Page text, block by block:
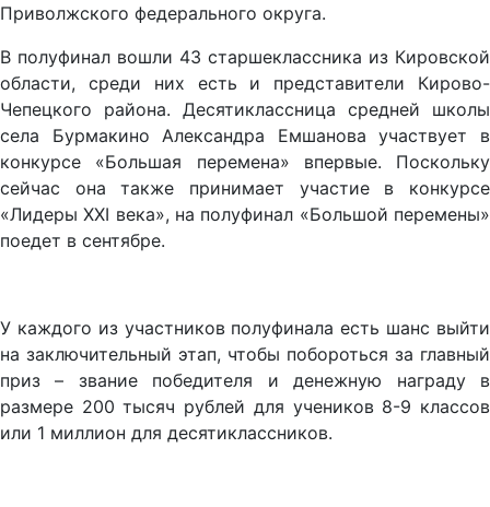
Приволжского федерального округа.
В полуфинал вошли 43 старшеклассника из Кировской
области, среди них есть и представители Кирово-
Чепецкого района. Десятиклассница средней школы
села Бурмакино Александра Емшанова участвует в
конкурсе «Большая перемена» впервые. Поскольку
сейчас она также принимает участие в конкурсе
«Лидеры XXI века», на полуфинал «Большой перемены»
поедет в сентябре.
У каждого из участников полуфинала есть шанс выйти
на заключительный этап, чтобы побороться за главный
приз – звание победителя и денежную награду в
размере 200 тысяч рублей для учеников 8-9 классов
или 1 миллион для десятиклассников.